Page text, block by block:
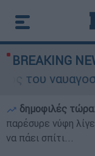
BREAKING
του
δημοφιλές
παρέσυρε νύφη
να πάει σπίτι...